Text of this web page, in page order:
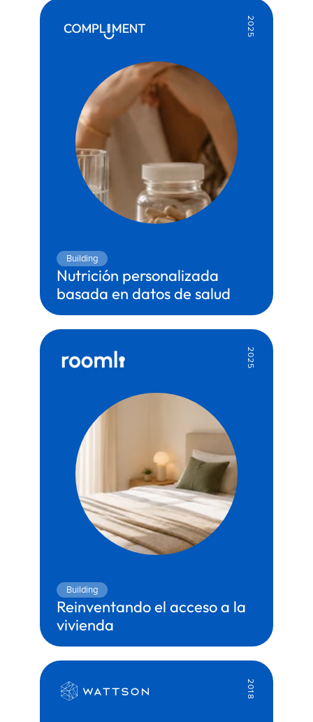
Building
Nutrición personalizada
basada en datos de salud
Territory:
Partner: Genesis
2025
Building
Reinventando el acceso a la
vivienda
Territory:
Partner: Genesis
2025
2018